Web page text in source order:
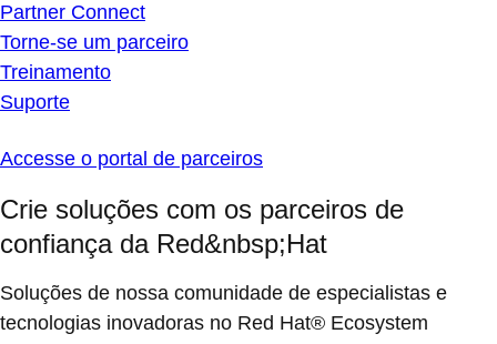
Partner Connect
Torne-se um parceiro
Treinamento
Suporte
Accesse o portal de parceiros
Crie soluções com os parceiros de
confiança da Red&nbsp;Hat
Soluções de nossa comunidade de especialistas e
tecnologias inovadoras no Red Hat® Ecosystem